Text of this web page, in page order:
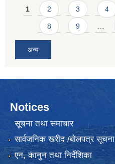
Pages
1 2 3 4
8 9
अन्य
Notices
सूचना तथा समाचार
सार्वजनिक खरीद /बोलपत्र सूचना
एन, कानुन तथा निर्देशिका